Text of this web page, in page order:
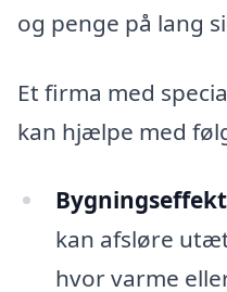
og penge på lang
Et firma med
kan hjælpe med
kan afsløre
hvor varme